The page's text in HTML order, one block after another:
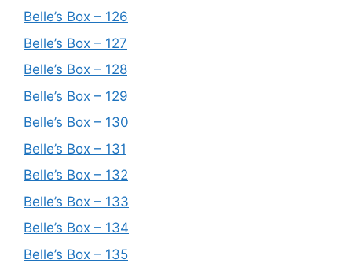
Belle’s Box – 126
Belle’s Box – 127
Belle’s Box – 128
Belle’s Box – 129
Belle’s Box – 130
Belle’s Box – 131
Belle’s Box – 132
Belle’s Box – 133
Belle’s Box – 134
Belle’s Box – 135